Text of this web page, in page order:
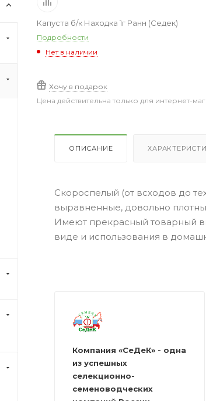
Капуста б/к Находка 1г Ранн (Седек)
Подробности
Нет в наличии
Хочу в подарок
Цена действительна только для интернет-
ОПИСАНИЕ
Скороспелый (от всходов до
выравненные, довольно
Имеют прекрасный товарный
виде и использования в
Компания «СеДеК» - одна
из успешных
селекционно-
семеноводческих